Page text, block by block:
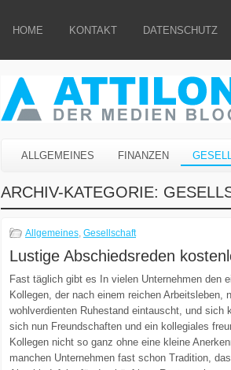
HOME KONTAKT DATENSCHUTZ
ALLGEMEINES FINANZEN
ARCHIV-KATEGORIE:
Allgemeines, Gesellschaft
Lustige Abschiedsreden
Fast täglich gibt es In vielen Unternehmen den
Kollegen, der nach einem reichen
wohlverdienten Ruhestand eintauscht, und
sich nun Freundschaften und ein kollegiales
Kollegen nicht so ganz ohne eine kleine
manchen Unternehmen fast schon Tradition,